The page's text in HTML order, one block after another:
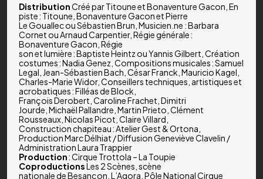
DistributionCréé par Titoune et Bonaventure Gacon, En
piste : Titoune, Bonaventure Gacon et Pierre
Le Gouallec ou Sébastien Brun, Musicien.ne : Barbara
Cornet ou Arnaud Carpentier, Régie générale :
Bonaventure Gacon, Régie
son et lumière : Baptiste Heintz ou Yannis Gilbert, Création
costumes : Nadia Genez, Compositions musicales : Samuel
Legal, Jean-Sébastien Bach, César Franck, Mauricio Kagel,
Charles-Marie Widor, Conseillers techniques, artistiques et
acrobatiques : Filléas de Block,
François Derobert, Caroline Frachet, Dimitri
Jourde, Michaël Pallandre, Martin Prieto, Clément
Rousseaux, Nicolas Picot, Claire Villard,
Construction chapiteau : Atelier Gest & Ortona,
Production Marc Délhiat / Diffusion Geneviève Clavelin /
Administration Laura Trappier
Production: Cirque Trottola – La Toupie
CoproductionsLes 2 Scènes, scène
nationale de Besançon, L’Agora, Pôle National Cirque